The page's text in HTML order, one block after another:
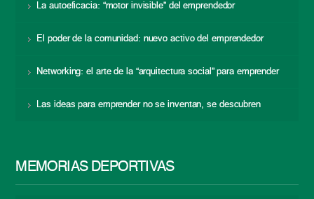
La autoeficacia: “motor invisible” del emprendedor
El poder de la comunidad: nuevo activo del emprendedor
Networking: el arte de la “arquitectura social” para emprender
Las ideas para emprender no se inventan, se descubren
MEMORIAS DEPORTIVAS